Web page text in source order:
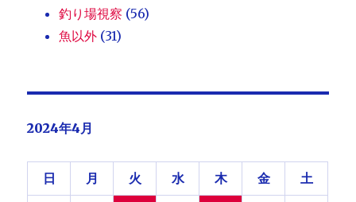
釣り場視察 (56)
魚以外 (31)
2024年4月
日 月 火 水 木 金 土